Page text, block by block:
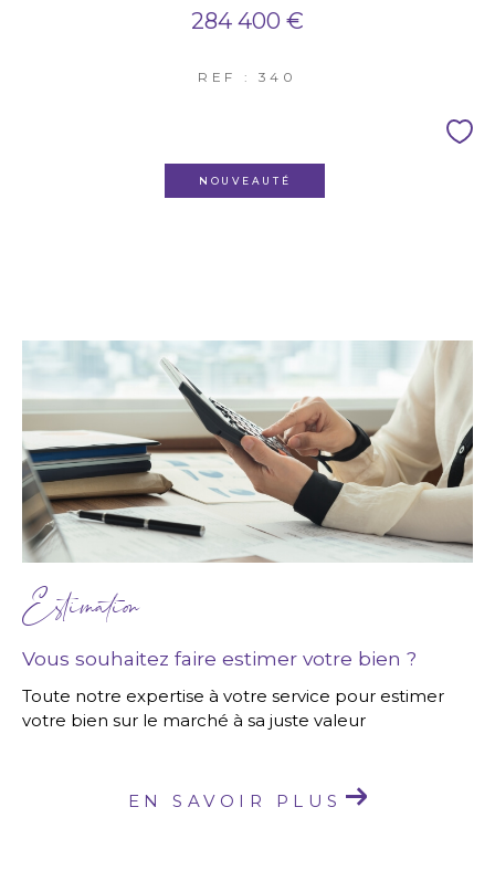
284 400 €
REF : 340
NOUVEAUTÉ
Estimation
Vous souhaitez faire estimer votre bien ?
Toute notre expertise à votre service pour estimer
votre bien sur le marché à sa juste valeur
EN SAVOIR PLUS